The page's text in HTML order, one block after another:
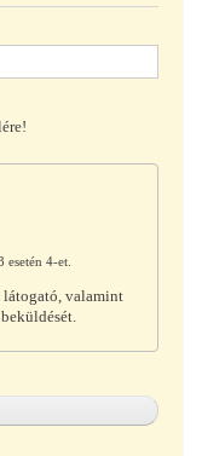
4-et.
látogató, valamint